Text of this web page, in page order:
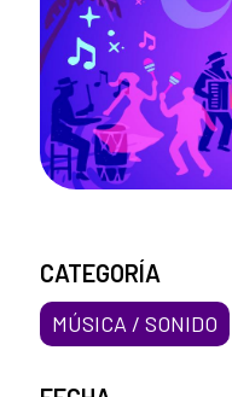
CATEGORÍA
MÚSICA / SONIDO